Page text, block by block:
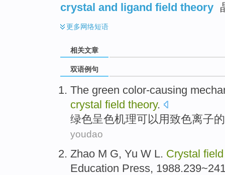
crystal and ligand field theory
更多网络短语
相关文章
双语例句
The green color-causing
crystal field theory.
绿色呈色机理可以用致色离子的
youdao
Zhao M G, Yu W L. Crystal field
Education Press,